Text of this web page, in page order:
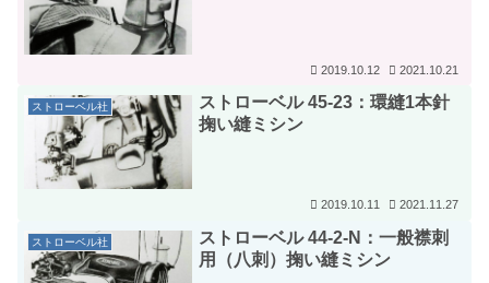
2019.10.12 2021.10.21
ストローベル社
ストローベル 45-23：環縫1本針
掬い縫ミシン
2019.10.11 2021.11.27
ストローベル社
ストローベル 44-2-N：一般襟刺
用（八刺）掬い縫ミシン